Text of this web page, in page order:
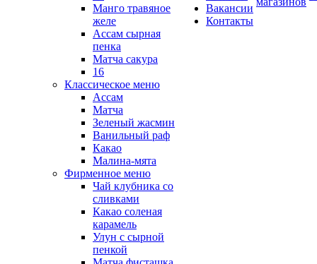
Манго травяное
желе
Ассам сырная
пенка
Матча сакура
16
Классическое меню
Ассам
Матча
Зеленый жасмин
Ванильный раф
Какао
Малина-мята
Фирменное меню
Чай клубника со
сливками
Какао соленая
карамель
Улун с сырной
пенкой
Вакансии
Контакты